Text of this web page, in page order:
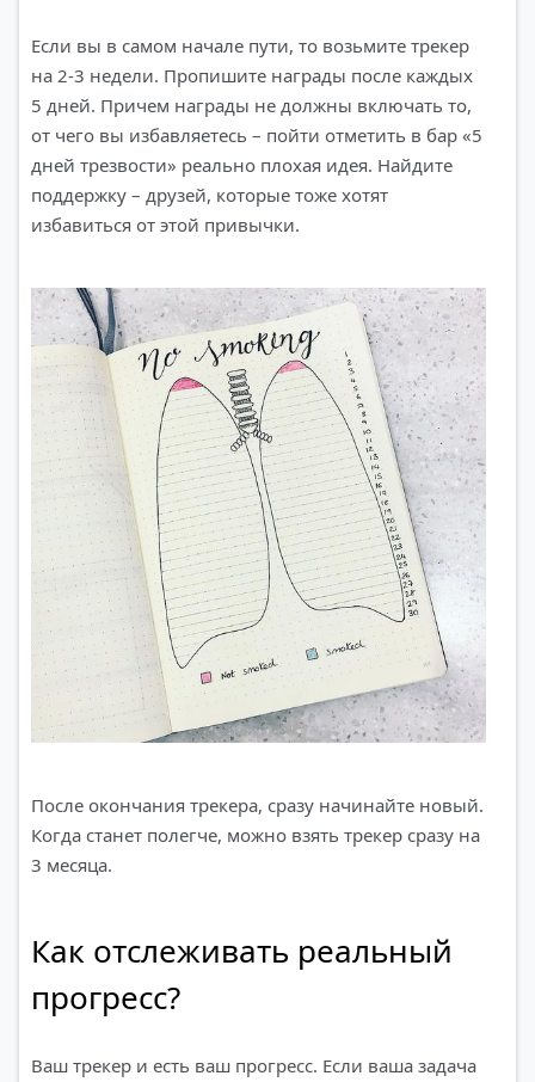
Если вы в самом начале пути, то возьмите трекер
на 2-3 недели. Пропишите награды после каждых
5 дней. Причем награды не должны включать то,
от чего вы избавляетесь – пойти отметить в бар «5
дней трезвости» реально плохая идея. Найдите
поддержку – друзей, которые тоже хотят
избавиться от этой привычки.
После окончания трекера, сразу начинайте новый.
Когда станет полегче, можно взять трекер сразу на
3 месяца.
Как отслеживать реальный
прогресс?
Ваш трекер и есть ваш прогресс. Если ваша задача